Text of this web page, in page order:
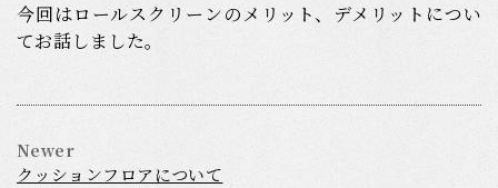
今回はロールスクリーンのメリット、デメリットについ
てお話しました。
Newer
クッションフロアについて